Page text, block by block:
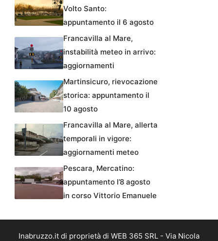
Volto Santo:
appuntamento il 6 agosto
Francavilla al Mare,
instabilità meteo in arrivo:
aggiornamenti
Martinsicuro, rievocazione
storica: appuntamento il
10 agosto
Francavilla al Mare, allerta
temporali in vigore:
aggiornamenti meteo
Pescara, Mercatino:
appuntamento l’8 agosto
in corso Vittorio Emanuele
Inabruzzo.it di proprietà di WEB 365 SRL - Via Nicola